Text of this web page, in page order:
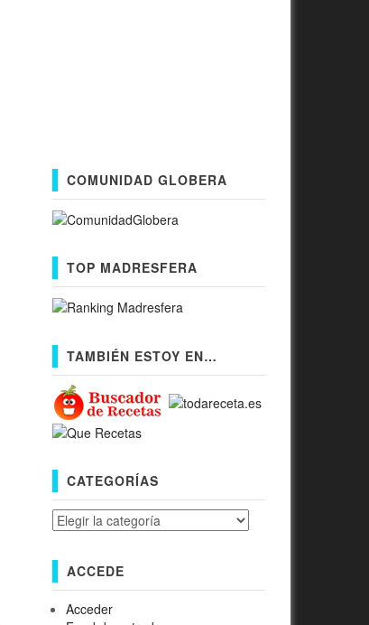
COMUNIDAD GLOBERA
TOP MADRESFERA
TAMBIÉN ESTOY EN…
CATEGORÍAS
Categorías
ACCEDE
Acceder